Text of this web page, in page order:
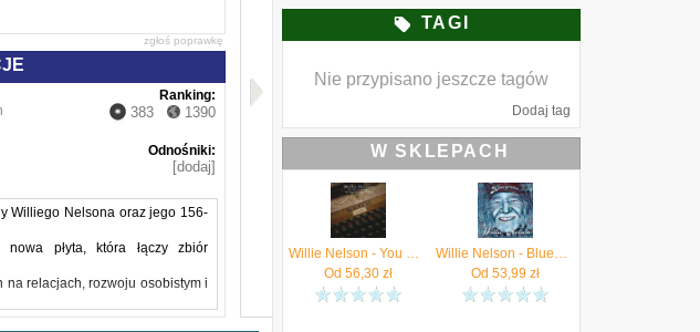
zgłoś poprawkę
Ranking:
383 1390
Odnośniki:
[dodaj]
Williego Nelsona oraz jego 156-
nowa płyta, która łączy zbiór
relacjach, rozwoju osobistym i
songwritingowych, a
TAGI
Nie przypisano jeszcze tagów
Dodaj tag
W SKLEPACH
Willie Nelson - You Don't Know Me: (CD)
Od 56,30zł
Willie Nelson - Bluegrass (CD)
Od 53,99 zł